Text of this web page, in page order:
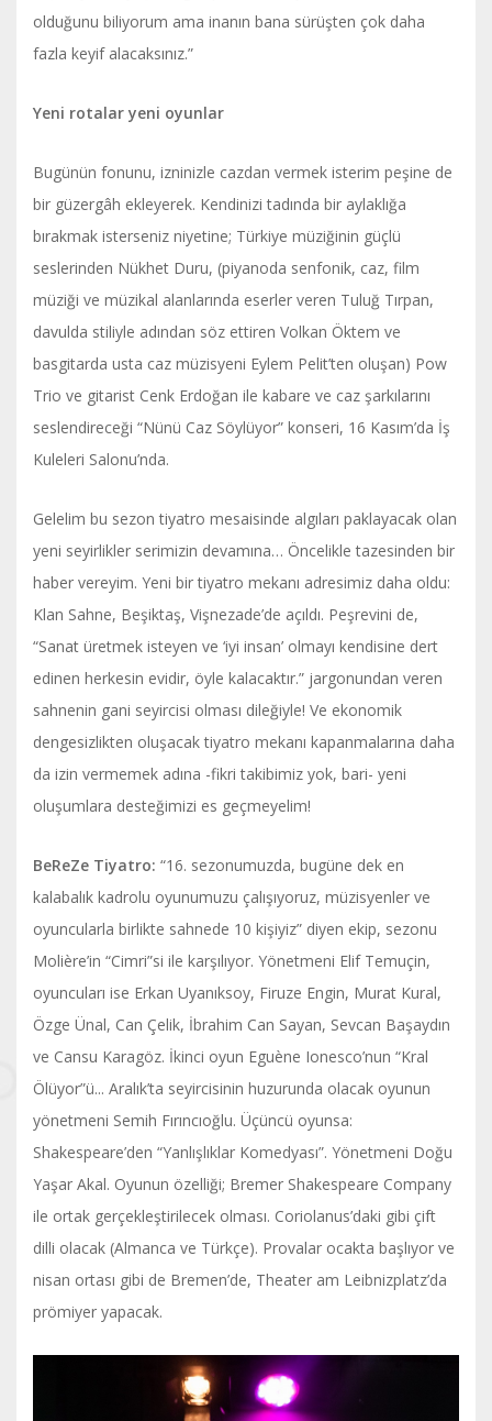
olduğunu biliyorum ama inanın bana sürüşten çok daha
fazla keyif alacaksınız.”
Yeni rotalar yeni oyunlar
Bugünün fonunu, izninizle cazdan vermek isterim peşine de
bir güzergâh ekleyerek. Kendinizi tadında bir aylaklığa
bırakmak isterseniz niyetine; Türkiye müziğinin güçlü
seslerinden Nükhet Duru, (piyanoda senfonik, caz, film
müziği ve müzikal alanlarında eserler veren Tuluğ Tırpan,
davulda stiliyle adından söz ettiren Volkan Öktem ve
basgitarda usta caz müzisyeni Eylem Pelit’ten oluşan) Pow
Trio ve gitarist Cenk Erdoğan ile kabare ve caz şarkılarını
seslendireceği “Nünü Caz Söylüyor” konseri, 16 Kasım’da İş
Kuleleri Salonu’nda.
Gelelim bu sezon tiyatro mesaisinde algıları paklayacak olan
yeni seyirlikler serimizin devamına… Öncelikle tazesinden bir
haber vereyim. Yeni bir tiyatro mekanı adresimiz daha oldu:
Klan Sahne, Beşiktaş, Vişnezade’de açıldı. Peşrevini de,
“Sanat üretmek isteyen ve ‘iyi insan’ olmayı kendisine dert
edinen herkesin evidir, öyle kalacaktır.” jargonundan veren
sahnenin gani seyircisi olması dileğiyle! Ve ekonomik
dengesizlikten oluşacak tiyatro mekanı kapanmalarına daha
da izin vermemek adına -fikri takibimiz yok, bari- yeni
oluşumlara desteğimizi es geçmeyelim!
BeReZe Tiyatro: “16. sezonumuzda, bugüne dek en
kalabalık kadrolu oyunumuzu çalışıyoruz, müzisyenler ve
oyuncularla birlikte sahnede 10 kişiyiz” diyen ekip, sezonu
Molière’in “Cimri”si ile karşılıyor. Yönetmeni Elif Temuçin,
oyuncuları ise Erkan Uyanıksoy, Firuze Engin, Murat Kural,
Özge Ünal, Can Çelik, İbrahim Can Sayan, Sevcan Başaydın
ve Cansu Karagöz. İkinci oyun Eguène Ionesco’nun “Kral
Ölüyor”ü... Aralık’ta seyircisinin huzurunda olacak oyunun
yönetmeni Semih Fırıncıoğlu. Üçüncü oyunsa:
Shakespeare’den “Yanlışlıklar Komedyası”. Yönetmeni Doğu
Yaşar Akal. Oyunun özelliği; Bremer Shakespeare Company
ile ortak gerçekleştirilecek olması. Coriolanus’daki gibi çift
dilli olacak (Almanca ve Türkçe). Provalar ocakta başlıyor ve
nisan ortası gibi de Bremen’de, Theater am Leibnizplatz’da
prömiyer yapacak.